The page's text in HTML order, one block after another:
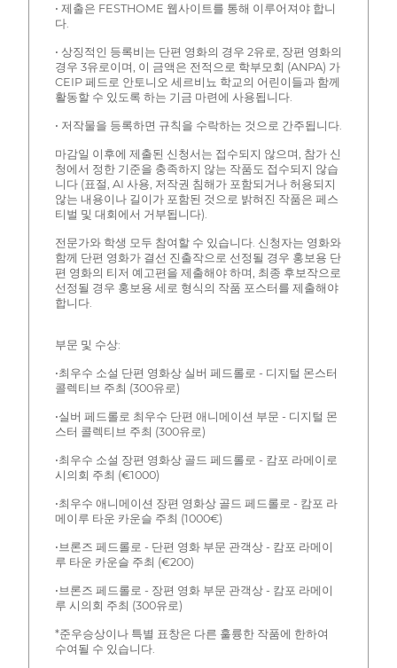
• 제출은 FESTHOME 웹사이트를 통해 이루어져야 합니
다.
• 상징적인 등록비는 단편 영화의 경우 2유로, 장편 영화의
경우 3유로이며, 이 금액은 전적으로 학부모회 (ANPA) 가
CEIP 페드로 안토니오 세르비뇨 학교의 어린이들과 함께
활동할 수 있도록 하는 기금 마련에 사용됩니다.
• 저작물을 등록하면 규칙을 수락하는 것으로 간주됩니다.
마감일 이후에 제출된 신청서는 접수되지 않으며, 참가 신
청에서 정한 기준을 충족하지 않는 작품도 접수되지 않습
니다 (표절, AI 사용, 저작권 침해가 포함되거나 허용되지
않는 내용이나 길이가 포함된 것으로 밝혀진 작품은 페스
티벌 및 대회에서 거부됩니다).
전문가와 학생 모두 참여할 수 있습니다. 신청자는 영화와
함께 단편 영화가 결선 진출작으로 선정될 경우 홍보용 단
편 영화의 티저 예고편을 제출해야 하며, 최종 후보작으로
선정될 경우 홍보용 세로 형식의 작품 포스터를 제출해야
합니다.
부문 및 수상:
•최우수 소설 단편 영화상 실버 페드롤로 - 디지털 몬스터
콜렉티브 주최 (300유로)
•실버 페드롤로 최우수 단편 애니메이션 부문 - 디지털 몬
스터 콜렉티브 주최 (300유로)
•최우수 소설 장편 영화상 골드 페드롤로 - 캄포 라메이로
시의회 주최 (€1000)
•최우수 애니메이션 장편 영화상 골드 페드롤로 - 캄포 라
메이루 타운 카운슬 주최 (1000€)
•브론즈 페드롤로 - 단편 영화 부문 관객상 - 캄포 라메이
루 타운 카운슬 주최 (€200)
•브론즈 페드롤로 - 장편 영화 부문 관객상 - 캄포 라메이
루 시의회 주최 (300유로)
*준우승상이나 특별 표창은 다른 훌륭한 작품에 한하여
수여될 수 있습니다.